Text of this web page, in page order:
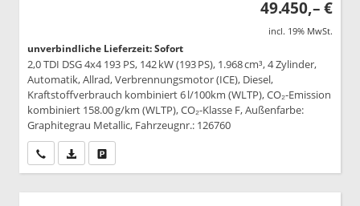
49.450,– €
incl. 19% MwSt.
unverbindliche Lieferzeit: Sofort
2,0 TDI DSG 4x4 193 PS, 142 kW (193 PS), 1.968 cm³, 4 Zylinder,
Automatik, Allrad, Verbrennungsmotor (ICE), Diesel,
Kraftstoffverbrauch kombiniert 6 l/100km (WLTP), CO₂-Emission
kombiniert 158.00 g/km (WLTP), CO₂-Klasse F, Außenfarbe:
Graphitegrau Metallic, Fahrzeugnr.: 126760
Wir rufen Sie anPDF-Datei, Fahrzeugexposé drucken